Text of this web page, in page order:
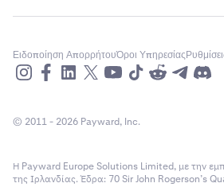
Ειδοποίηση ΑπορρήτουΌροι Υπηρεσίας
© 2011 - 2026 Payward, Inc.
Η Payward Europe Solutions Limited, με την
της Ιρλανδίας. Έδρα: 70 Sir John Rogerson’s